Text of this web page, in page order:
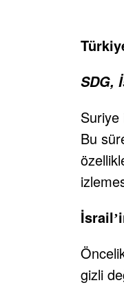
SDG,
Suriye
Bu
İsrail’
gizli